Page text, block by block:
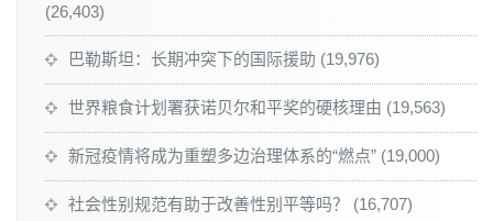
(26,403)
巴勒斯坦：长期冲突下的国际援助 (19,976)
世界粮食计划署获诺贝尔和平奖的硬核理由 (19,563)
新冠疫情将成为重塑多边治理体系的“燃点” (19,000)
社会性别规范有助于改善性别平等吗？ (16,707)